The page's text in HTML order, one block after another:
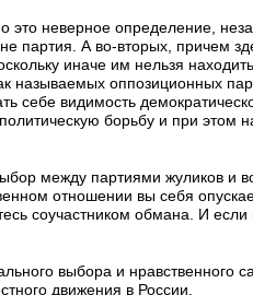
это неверное определение,
партия. А во-вторых, причем
иначе им нельзя
называемых оппозиционных
себе видимость
борьбу и при этом
между партиями жуликов и
отношении вы себя
соучастником обмана. И
выбора и нравственного
движения в России.